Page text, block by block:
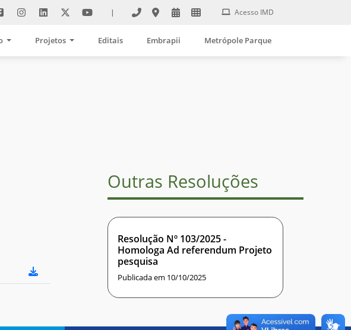
| Acesso IMD
Projetos Editais Embrapii Metrópole Parque
Outras Resoluções
Resolução Nº 103/2025 -
Homologa Ad referendum Projeto
pesquisa
Publicada em 10/10/2025